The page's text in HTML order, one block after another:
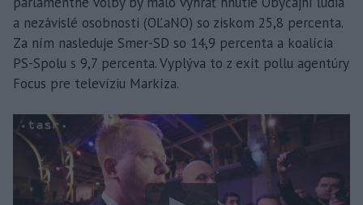
a nezávislé osobnosti (OĽaNO) so ziskom 25,8 percenta.
Za ním nasleduje Smer-SD so 14,9 percenta a koalícia
PS-Spolu s 9,7 percenta. Vyplýva to z exit pollu agentúry
Focus pre televíziu Markíza.